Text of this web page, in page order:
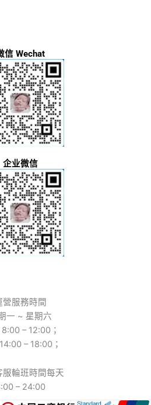
信 Wechat
企业微信
營服務時間
一 ~ 星期六
8:00 – 12:00；
– 18:00；
服輪班時間每天
– 24:00